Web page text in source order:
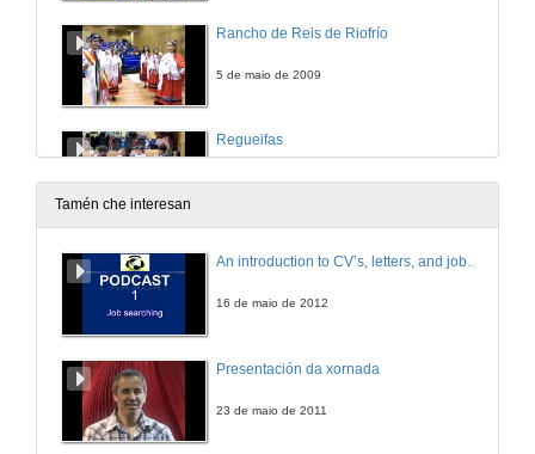
Rancho de Reis de Riofrío
5 de maio de 2009
Regueifas
5 de maio de 2009
Tamén che interesan
An introduction to CV’s, letters, and job searching
16 de maio de 2012
Presentación da xornada
23 de maio de 2011